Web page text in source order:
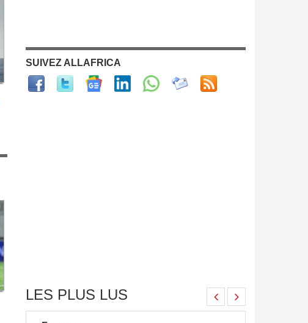
SUIVEZ ALLAFRICA
LES PLUS LUS